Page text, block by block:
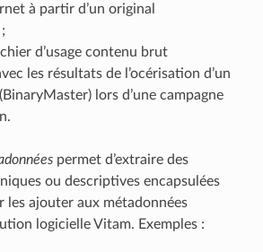
à partir d’un original
d’usage contenu brut
les résultats de l’océrisation d’un
lors d’une campagne
permet d’extraire des
ou descriptives encapsulées
les ajouter aux métadonnées
logicielle Vitam. Exemples :